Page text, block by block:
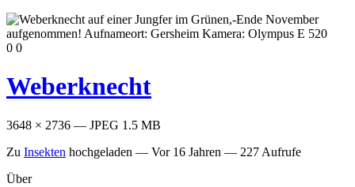
0 0
Weberknecht
3648 × 2736 — JPEG 1.5 MB
Zu Insekten hochgeladen — Vor 16 Jahren — 227 Aufrufe
Über